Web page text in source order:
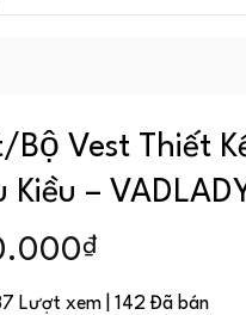
Bộ Vest Thiết
Kiều –
₫
Lượt xem | 142 Đã bán